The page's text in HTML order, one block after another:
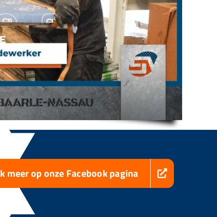
meer op onze Facebook pagina